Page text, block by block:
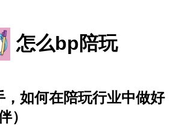
怎么bp陪玩
，如何在陪玩行业中做好
）